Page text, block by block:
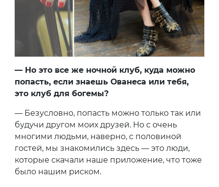
— Но это все же ночной клуб, куда можно
попасть, если знаешь Ованеса или тебя,
это клуб для богемы?
— Безусловно, попасть можно только так или
будучи другом моих друзей. Но с очень
многими людьми, наверно, с половиной
гостей, мы знакомились здесь — это люди,
которые скачали наше приложение, что тоже
было нашим риском.